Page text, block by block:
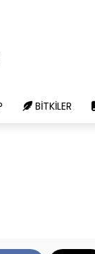
BITKILER